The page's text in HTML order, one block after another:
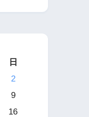
日
2
9
16